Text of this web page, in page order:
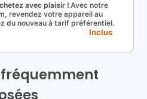
avec plaisir ! Avec notre
revendez votre appareil au
du nouveau à tarif préférentiel.
Inclus